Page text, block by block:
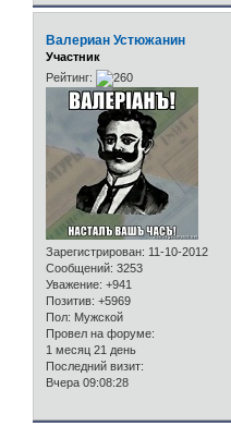
Валериан Устюжанин
Участник
Рейтинг:
Зарегистрирован: 11-10-2012
Сообщений: 3253
Уважение: +941
Позитив: +5969
Пол: Мужской
Провел на форуме:
1 месяц 21 день
Последний визит:
Вчера 09:08:28